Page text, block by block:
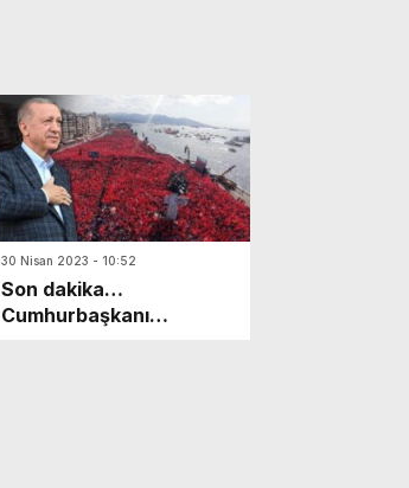
30 Nisan 2023 - 10:52
Son dakika…
Cumhurbaşkanı